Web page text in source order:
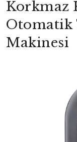
Korkmaz
Otomatik
Makinesi